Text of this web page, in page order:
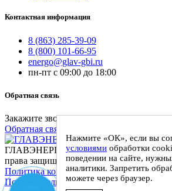
Контактная информация
8 (863) 285-39-09
8 (800) 101-66-95
energo@glav-gbi.ru
пн-пт с 09:00 до 18:00
Обратная связь
Закажите звонок и наш специалист
Обратная связь
ГЛАВЭНЕРГО-ЖБИ - поставки
права защищены
Политика конфиденциальности|
Пользовательское соглашение|
Нажмите «ОК», если вы
условиями обработки
поведении на сайте,
аналитики. Запретить
можете через браузер.